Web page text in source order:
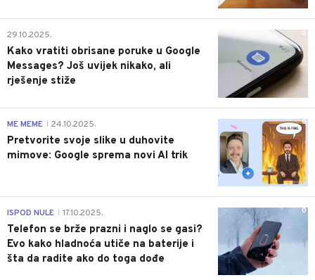
0
29.10.2025.
Kako vratiti obrisane poruke u Google
Messages? Još uvijek nikako, ali
rješenje stiže
0
ME MEME 24.10.2025.
Pretvorite svoje slike u duhovite
mimove: Google sprema novi AI trik
0
ISPOD NULE 17.10.2025.
Telefon se brže prazni i naglo se gasi?
Evo kako hladnoća utiče na baterije i
šta da radite ako do toga dođe